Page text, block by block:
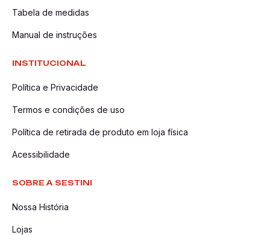
Tabela de medidas
Manual de instruções
INSTITUCIONAL
Política e Privacidade
Termos e condições de uso
Política de retirada de produto em loja física
Acessibilidade
SOBRE A SESTINI
Nossa História
Lojas